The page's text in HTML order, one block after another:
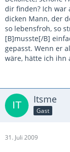
dir finden? Ich
dicken Mann, der
so lebensfroh, so
[B]musste[/B]
gepasst. Wenn er
wäre, hätte ich ihn
Itsme
Gast
31. Juli 2009